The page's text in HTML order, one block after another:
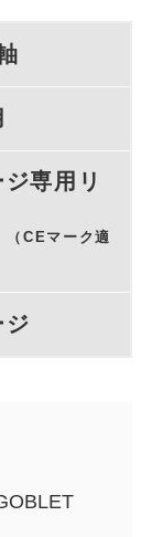
専用リ
CEマーク適
ジ